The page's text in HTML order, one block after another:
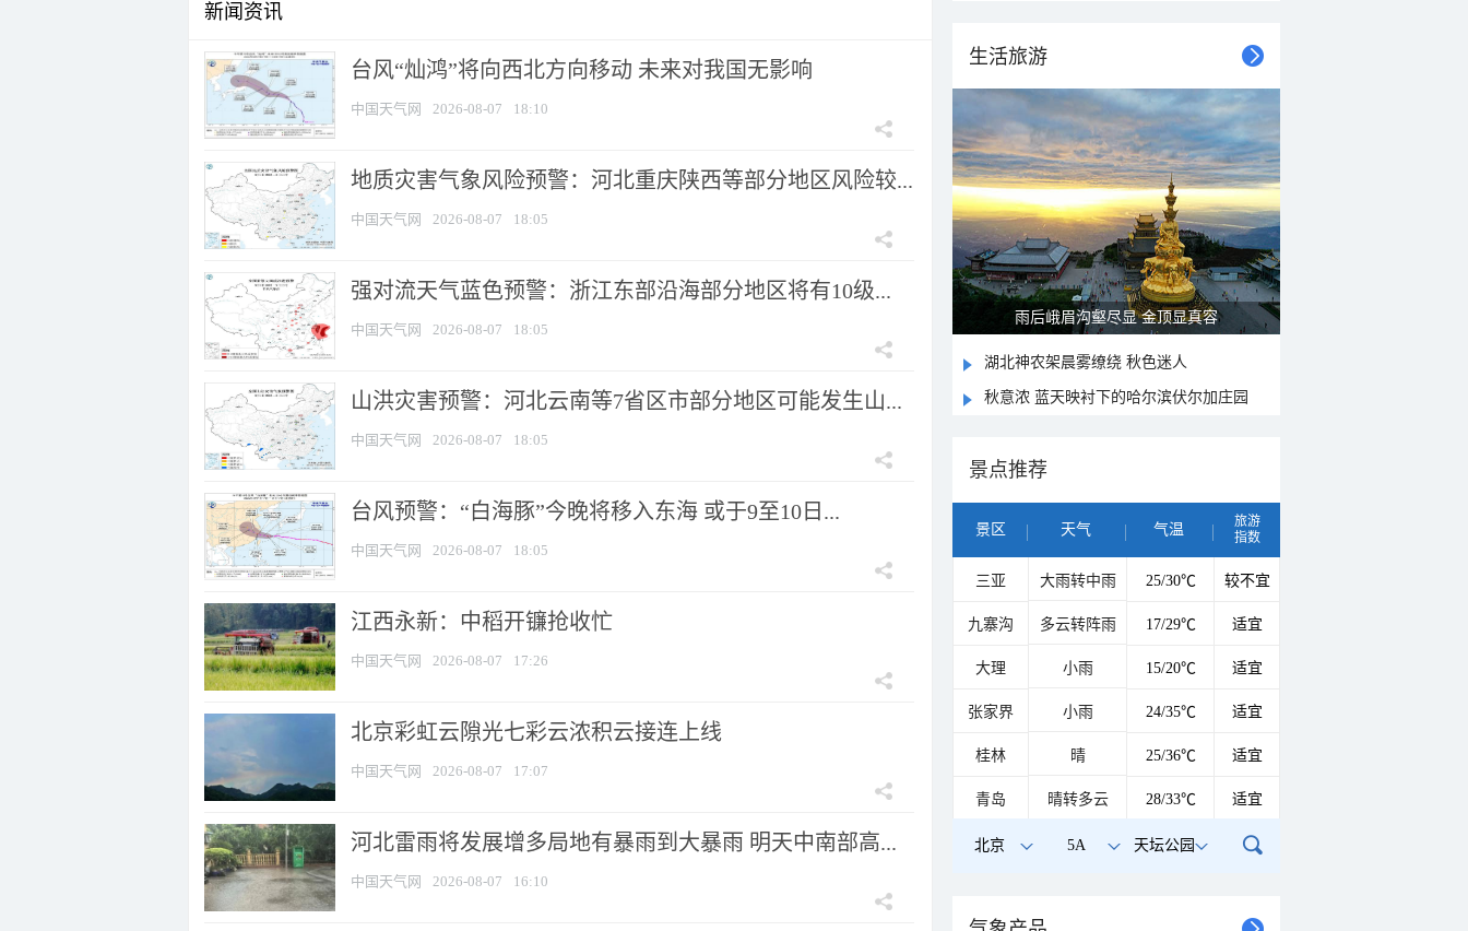
新闻资讯
台风“灿鸿”将向西北方向移动 未来对我国无影响
中国天气网 2026-08-07 18:10
地质灾害气象风险预警：河北重庆陕西等部分地区风险较...
中国天气网 2026-08-07 18:05
强对流天气蓝色预警：浙江东部沿海部分地区将有10级...
中国天气网 2026-08-07 18:05
山洪灾害预警：河北云南等7省区市部分地区可能发生山...
中国天气网 2026-08-07 18:05
台风预警：“白海豚”今晚将移入东海 或于9至10日...
中国天气网 2026-08-07 18:05
江西永新：中稻开镰抢收忙
中国天气网 2026-08-07 17:26
北京彩虹云隙光七彩云浓积云接连上线
中国天气网 2026-08-07 17:07
河北雷雨将发展增多局地有暴雨到大暴雨 明天中南部高...
中国天气网 2026-08-07 16:10
生活旅游
雨后峨眉沟壑尽显 金顶显真容
湖北神农架晨雾缭绕 秋色迷人
秋意浓 蓝天映衬下的哈尔滨伏尔加庄园
景点推荐
景区 天气 气温
旅游
指数
三亚 大雨转中雨 25/30℃ 较不宜
九寨沟 多云转阵雨 17/29℃ 适宜
大理 小雨 15/20℃ 适宜
张家界 小雨 24/35℃ 适宜
桂林 晴 25/36℃ 适宜
青岛 晴转多云 28/33℃ 适宜
北京 5A 天坛公园